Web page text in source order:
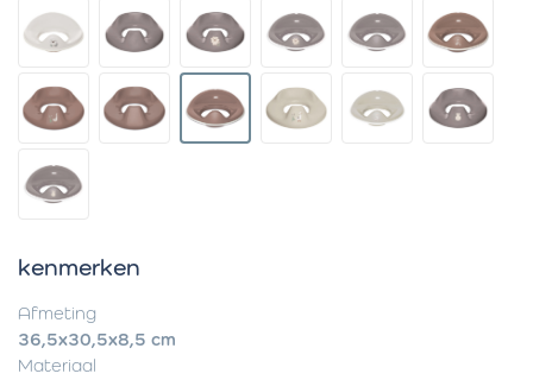
kenmerken
Afmeting
36,5x30,5x8,5 cm
Materiaal